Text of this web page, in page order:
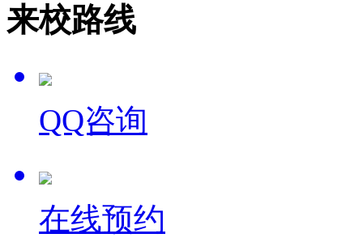
来校路线
QQ咨询
在线预约